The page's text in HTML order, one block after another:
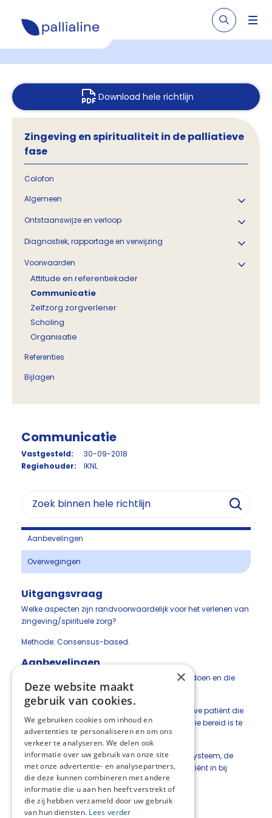
Download hele richtlijn
Zingeving en spiritualiteit in de palliatieve
fase
Colofon
Algemeen
Ontstaanswijze en verloop
Diagnostiek, rapportage en verwijzing
Voorwaarden
Attitude en referentiekader
Communicatie
Zelfzorg zorgverlener
Scholing
Organisatie
Referenties
Bijlagen
Communicatie
Vastgesteld:
30-09-2018
Regiehouder:
IKNL
Aanbevelingen
Overwegingen
Uitgangsvraag
Welke aspecten zijn randvoorwaardelijk voor het verlenen van
zingeving/spirituele zorg?
Methode: Consensus-based.
Aanbevelingen
Beschouw levensvragen als vragen die er toe doen en die
heel normaal zijn.
Schakel een professionele tolk in bij de palliatieve patiënt die
beperkt Nederlands spreekt, ook indien de familie bereid is te
tolken.
Win, indien nodig, informatie over het waardesysteem, de
zingeving en de geloofsovertuiging van de patiënt in bij
naasten of familie.
×
Deze website maakt
gebruik van cookies.
We gebruiken cookies om inhoud en
advertenties te personaliseren en om ons
verkeer te analyseren. We delen ook
informatie over uw gebruik van onze site
met onze advertentie- en analysepartners,
die deze kunnen combineren met andere
informatie die u aan hen heeft verstrekt of
die zij hebben verzameld door uw gebruik
van hun diensten. Lees verder